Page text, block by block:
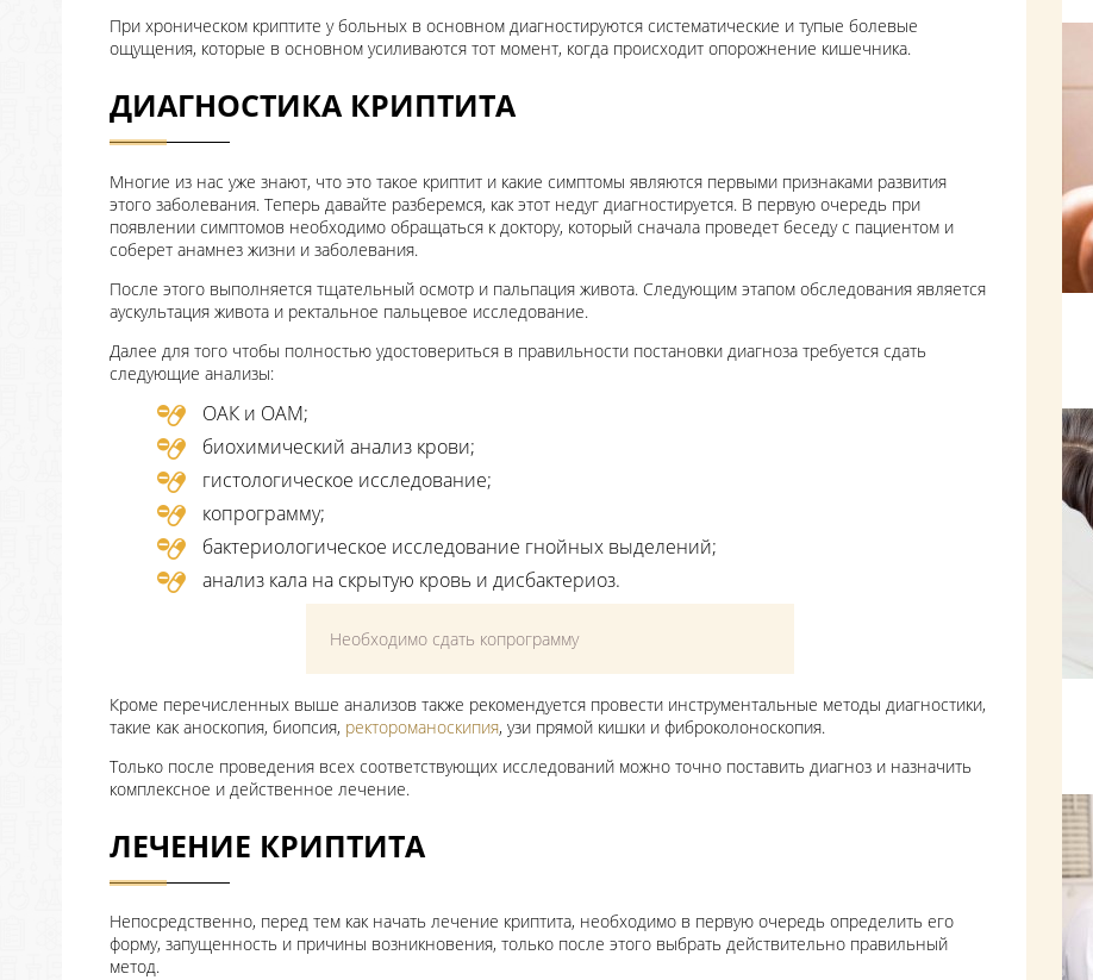
При хроническом криптите у больных в основном диагностируются систематические и тупые болевые
ощущения, которые в основном усиливаются тот момент, когда происходит опорожнение кишечника.
ДИАГНОСТИКА КРИПТИТА
Многие из нас уже знают, что это такое криптит и какие симптомы являются первыми признаками развития
этого заболевания. Теперь давайте разберемся, как этот недуг диагностируется. В первую очередь при
появлении симптомов необходимо обращаться к доктору, который сначала проведет беседу с пациентом и
соберет анамнез жизни и заболевания.
После этого выполняется тщательный осмотр и пальпация живота. Следующим этапом обследования является
аускультация живота и ректальное пальцевое исследование.
Далее для того чтобы полностью удостовериться в правильности постановки диагноза требуется сдать
следующие анализы:
ОАК и ОАМ;
биохимический анализ крови;
гистологическое исследование;
копрограмму;
бактериологическое исследование гнойных выделений;
анализ кала на скрытую кровь и дисбактериоз.
Необходимо сдать копрограмму
Кроме перечисленных выше анализов также рекомендуется провести инструментальные методы диагностики,
такие как аноскопия, биопсия, ректороманоскипия, узи прямой кишки и фиброколоноскопия.
Только после проведения всех соответствующих исследований можно точно поставить диагноз и назначить
комплексное и действенное лечение.
ЛЕЧЕНИЕ КРИПТИТА
Непосредственно, перед тем как начать лечение криптита, необходимо в первую очередь определить его
форму, запущенность и причины возникновения, только после этого выбрать действительно правильный
метод.